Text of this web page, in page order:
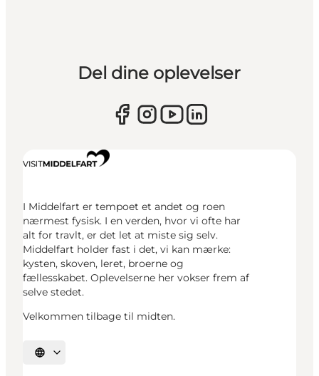
Del dine oplevelser
I Middelfart er tempoet et andet og roen
nærmest fysisk. I en verden, hvor vi ofte har
alt for travlt, er det let at miste sig selv.
Middelfart holder fast i det, vi kan mærke:
kysten, skoven, leret, broerne og
fællesskabet. Oplevelserne her vokser frem af
selve stedet.
Velkommen tilbage til midten.
Vælg sprog